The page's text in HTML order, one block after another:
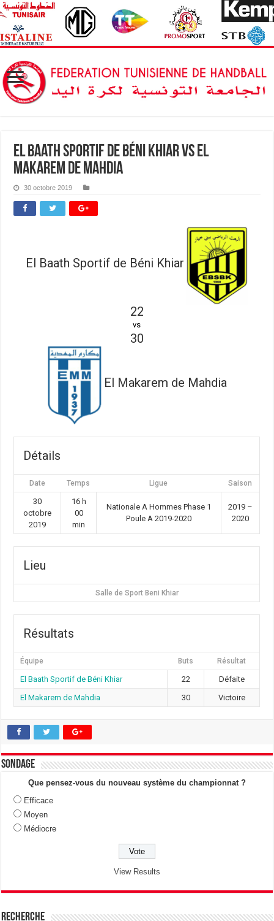
El Baath Sportif de Béni Khiar vs El
Makarem de Mahdia
30 octobre 2019
El Baath Sportif de Béni Khiar
22
vs
30
El Makarem de Mahdia
Détails
Date Temps Ligue Saison
30
octobre
2019
16 h
00
min
Nationale A Hommes Phase 1
Poule A 2019-2020
2019 –
2020
Lieu
Salle de Sport Beni Khiar
Résultats
Équipe Buts Résultat
El Baath Sportif de Béni Khiar 22
Défaite
El Makarem de Mahdia
30 Victoire
Sondage
Que pensez-vous du nouveau système du championnat ?
Efficace
Moyen
Médiocre
View Results
Recherche